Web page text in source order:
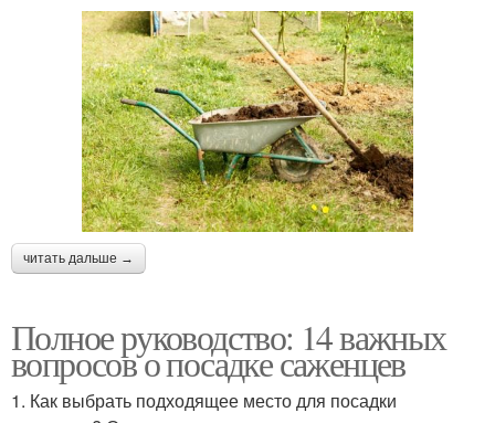
читать дальше →
Полное руководство: 14 важных
вопросов о посадке саженцев
1. Как выбрать подходящее место для посадки